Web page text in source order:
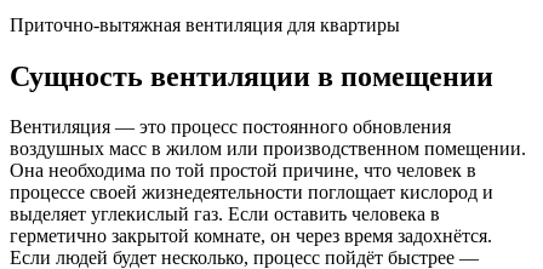
Приточно-вытяжная вентиляция для квартиры
Сущность вентиляции в помещении
Вентиляция — это процесс постоянного обновления
воздушных масс в жилом или производственном помещении.
Она необходима по той простой причине, что человек в
процессе своей жизнедеятельности поглощает кислород и
выделяет углекислый газ. Если оставить человека в
герметично закрытой комнате, он через время задохнётся.
Если людей будет несколько, процесс пойдёт быстрее —